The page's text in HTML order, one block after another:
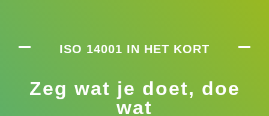
ISO 14001 IN HET KORT
Zeg wat je doet, doe
wat